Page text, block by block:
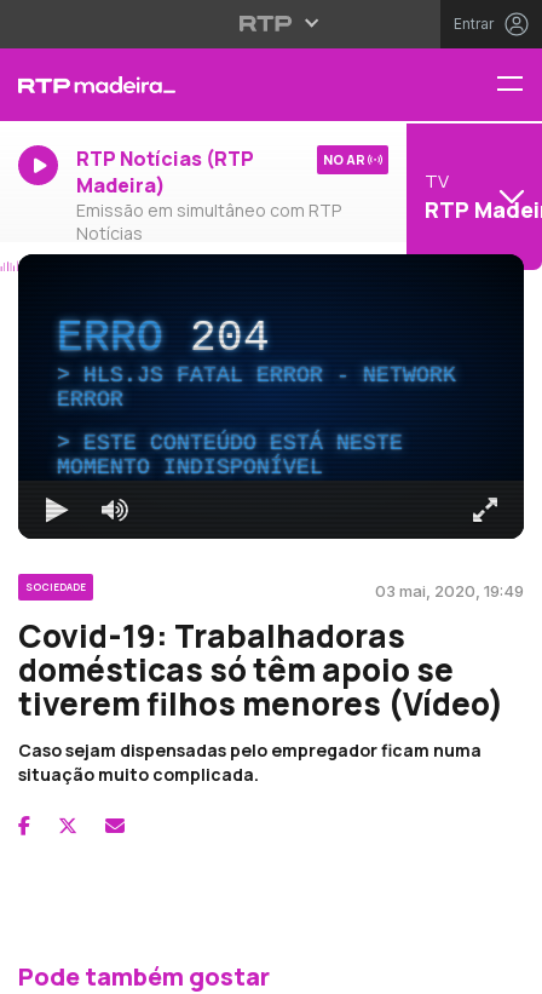
Entrar
RTP Notícias (RTP
Madeira)
Emissão em simultâneo com RTP
Notícias
NO AR
TV
RTP
ERRO204
HLS.JS FATAL ERROR - NETWORK
ERROR
ESTE CONTEÚDO ESTÁ NESTE
MOMENTO INDISPONÍVEL
SOCIEDADE 03 mai, 2020, 19:49
Covid-19: Trabalhadoras
domésticas só têm apoio se
tiverem filhos menores (Vídeo)
Caso sejam dispensadas pelo empregador ficam numa
situação muito complicada.
Pode também gostar